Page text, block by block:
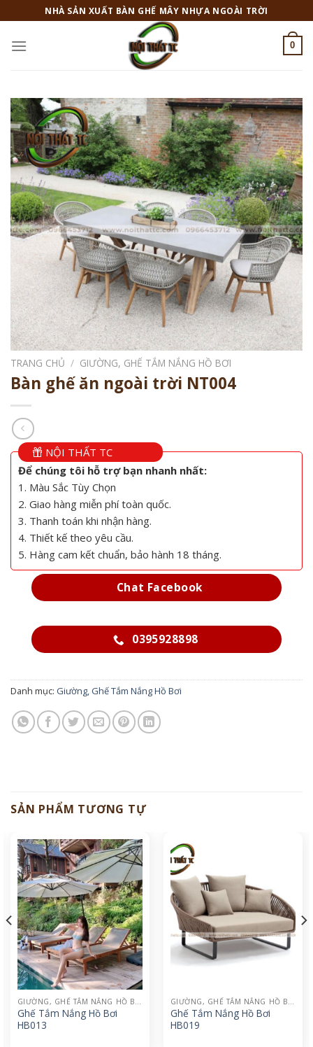
to
content
NHÀ SẢN XUẤT BÀN GHẾ MÂY NHỰA NGOÀI TRỜI
0
TRANG CHỦ / GIƯỜNG, GHẾ TẮM NẮNG HỒ BƠI
Bàn ghế ăn ngoài trời NT004
NỘI THẤT TC
Để chúng tôi hỗ trợ bạn nhanh nhất:
1. Màu Sắc Tùy Chọn
2. Giao hàng miễn phí toàn quốc.
3. Thanh toán khi nhận hàng.
4. Thiết kế theo yêu cầu.
5. Hàng cam kết chuẩn, bảo hành 18 tháng.
Chat Facebook
0395928898
Danh mục: Giường, Ghế Tắm Nắng Hồ Bơi
SẢN PHẨM TƯƠNG TỰ
Ghế Tắm Nắng Hồ Bơi
HB013
Ghế Tắm Nắng Hồ Bơi
HB019